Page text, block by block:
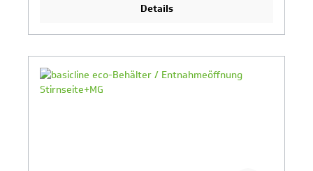
Details
Ihr Produktvergleich ist voll